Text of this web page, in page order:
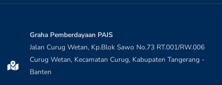
Graha Pemberdayaan PAIS
Jalan Curug Wetan, Kp.Blok Sawo No.73 RT.001/RW.006
Curug Wetan, Kecamatan Curug, Kabupaten Tangerang -
Banten